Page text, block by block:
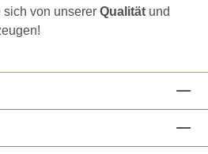
von unserer Qualität und